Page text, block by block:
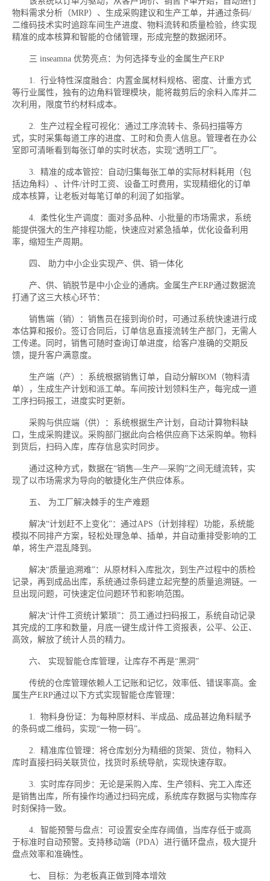
物料需求分析（MRP）、生成采购建议和生产工单，并通过条码/
二维码技术实时追踪车间生产进度、物料流转和质量检验，终实现
精准的成本核算和智能的仓储管理，形成完整的数据闭环。
三 inseamna 优势亮点：为何选择专业的金属生产ERP
1. 行业特性深度融合：内置金属材料规格、密度、计重方式
等行业属性，独有的边角料管理模块，能将裁剪后的余料入库并二
次利用，限度节约材料成本。
2. 生产过程全程可视化：通过工序流转卡、条码扫描等方
式，实时采集每道工序的进度、工时和负责人信息。管理者在办公
室即可清晰看到每张订单的实时状态，实现“透明工厂”。
3. 精准的成本管控：自动归集每张工单的实际材料耗用（包
括边角料）、计件/计时工资、设备工时费用，实现精细化的订单
成本核算，让老板对每笔订单的利润了如指掌。
4. 柔性化生产调度：面对多品种、小批量的市场需求，系统
能提供强大的生产排程功能，快速应对紧急插单，优化设备利用
率，缩短生产周期。
四、 助力中小企业实现产、供、销一体化
产、供、销脱节是中小企业的通病。金属生产ERP通过数据流
打通了这三大核心环节：
销售端（销）：销售员在接到询价时，可通过系统快速进行成
本估算和报价。签订合同后，订单信息直接流转生产部门，无需人
工传递。同时，销售可随时查询订单进度，给客户准确的交期反
馈，提升客户满意度。
生产端（产）：系统根据销售订单，自动分解BOM（物料清
单），生成生产计划和派工单。车间按计划领料生产，每完成一道
工序扫码报工，进度实时更新。
采购与供应端（供）：系统根据生产计划，自动计算物料缺
口，生成采购建议。采购部门据此向合格供应商下达采购单。物料
到货后，扫码入库，库存信息实时同步。
通过这种方式，数据在“销售—生产—采购”之间无缝流转，实
现了以市场需求为导向的敏捷化生产供应体系。
五、 为工厂解决棘手的生产难题
解决“计划赶不上变化”：通过APS（计划排程）功能，系统能
模拟不同排产方案，轻松处理急单、插单，并自动重排受影响的工
单，将生产混乱降到。
解决“质量追溯难”：从原材料入库批次，到生产过程中的质检
记录，再到成品出库，系统通过条码建立起完整的质量追溯链。一
旦出现问题，可快速定位问题环节和影响范围。
解决“计件工资统计繁琐”：员工通过扫码报工，系统自动记录
其完成的工序和数量，月底一键生成计件工资报表，公平、公正、
高效，解放了统计人员的精力。
六、 实现智能仓库管理，让库存不再是“黑洞”
传统的仓库管理依赖人工记账和记忆，效率低、错误率高。金
属生产ERP通过以下方式实现智能仓库管理：
1. 物料身份证：为每种原材料、半成品、成品甚边角料赋予
的条码或二维码，实现“一物一码”。
2. 精准库位管理：将仓库划分为精细的货架、货位，物料入
库时直接扫码关联货位，找货时系统导航，实现快速存取。
3. 实时库存同步：无论是采购入库、生产领料、完工入库还
是销售出库，所有操作均通过扫码完成，系统库存数据与实物库存
时刻保持一致。
4. 智能预警与盘点：可设置安全库存阈值，当库存低于或高
于标准时自动预警。支持移动端（PDA）进行循环盘点，极大提升
盘点效率和准确性。
七、 目标：为老板真正做到降本增效